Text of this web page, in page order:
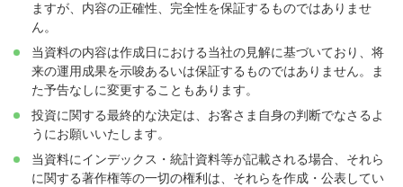
ますが、内容の正確性、完全性を保証するものではありませ
ん。
当資料の内容は作成日における当社の見解に基づいており、将
来の運用成果を示唆あるいは保証するものではありません。ま
た予告なしに変更することもあります。
投資に関する最終的な決定は、お客さま自身の判断でなさるよ
うにお願いいたします。
当資料にインデックス・統計資料等が記載される場合、それら
に関する著作権等の一切の権利は、それらを作成・公表してい